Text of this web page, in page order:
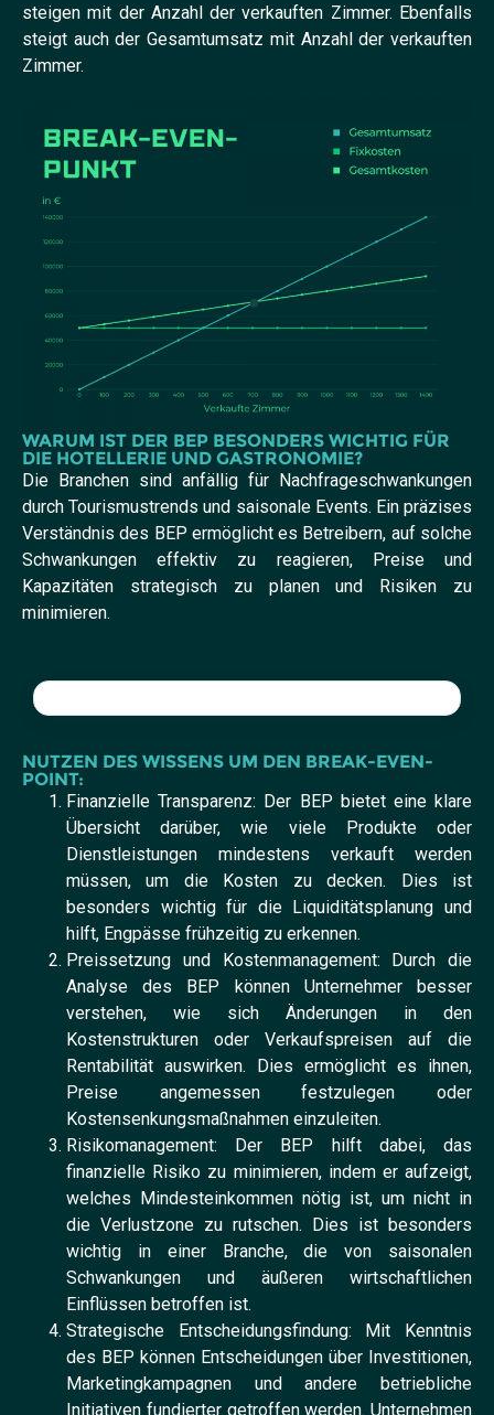
steigen mit der Anzahl der verkauften Zimmer. Ebenfalls
steigt auch der Gesamtumsatz mit Anzahl der verkauften
Zimmer.
WARUM IST DER BEP BESONDERS WICHTIG FÜR
DIE HOTELLERIE UND GASTRONOMIE?
Die Branchen sind anfällig für Nachfrageschwankungen
durch Tourismustrends und saisonale Events. Ein präzises
Verständnis des BEP ermöglicht es Betreibern, auf solche
Schwankungen effektiv zu reagieren, Preise und
Kapazitäten strategisch zu planen und Risiken zu
minimieren.
NUTZEN DES WISSENS UM DEN BREAK-EVEN-
POINT:
Finanzielle Transparenz: Der BEP bietet eine klare
Übersicht darüber, wie viele Produkte oder
Dienstleistungen mindestens verkauft werden
müssen, um die Kosten zu decken. Dies ist
besonders wichtig für die Liquiditätsplanung und
hilft, Engpässe frühzeitig zu erkennen.
Preissetzung und Kostenmanagement: Durch die
Analyse des BEP können Unternehmer besser
verstehen, wie sich Änderungen in den
Kostenstrukturen oder Verkaufspreisen auf die
Rentabilität auswirken. Dies ermöglicht es ihnen,
Preise angemessen festzulegen oder
Kostensenkungsmaßnahmen einzuleiten.
Risikomanagement: Der BEP hilft dabei, das
finanzielle Risiko zu minimieren, indem er aufzeigt,
welches Mindesteinkommen nötig ist, um nicht in
die Verlustzone zu rutschen. Dies ist besonders
wichtig in einer Branche, die von saisonalen
Schwankungen und äußeren wirtschaftlichen
Einflüssen betroffen ist.
Strategische Entscheidungsfindung: Mit Kenntnis
des BEP können Entscheidungen über Investitionen,
Marketingkampagnen und andere betriebliche
Initiativen fundierter getroffen werden. Unternehmen